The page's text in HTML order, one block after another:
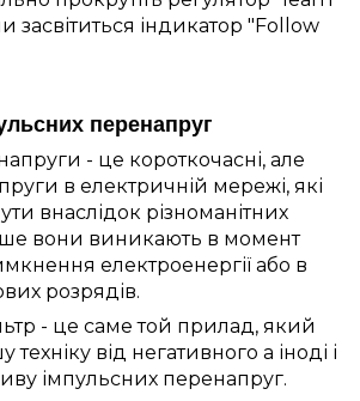
засвітиться індикатор "Follow
перенапруг
- це короткочасні, але
в електричній мережі, які
внаслідок різноманітних
вони виникають в момент
електроенергії або в
розрядів.
- це саме той прилад, який
від негативного а іноді і
імпульсних перенапруг.